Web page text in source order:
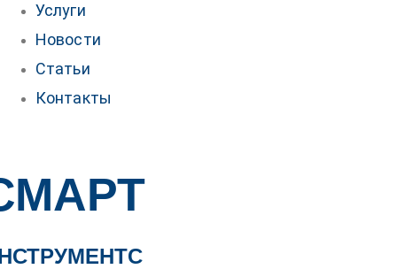
Услуги
Новости
Статьи
Контакты